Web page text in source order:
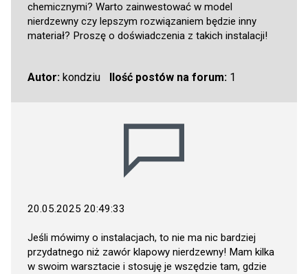
chemicznymi? Warto zainwestować w model
nierdzewny czy lepszym rozwiązaniem będzie inny
materiał? Proszę o doświadczenia z takich instalacji!
Autor: kondziu Ilość postów na forum:1
20.05.2025 20:49:33
Jeśli mówimy o instalacjach, to nie ma nic bardziej
przydatnego niż zawór klapowy nierdzewny! Mam kilka
w swoim warsztacie i stosuję je wszędzie tam, gdzie